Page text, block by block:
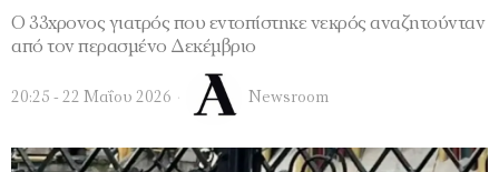
Ο 33χρονος γιατρός που εντοπίστηκε νεκρός αναζητούνταν
από τον περασμένο Δεκέμβριο
20:25 - 22 Μαΐου 2026 Newsroom